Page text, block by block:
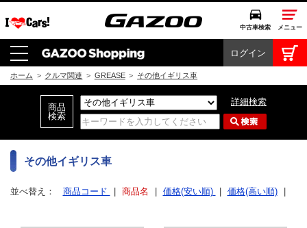
中古車検索 メニュー
中古車検索 クルマカタログ
愛車広場
クルマ情報
モビリティ
ドライブ
ログイン
ホーム > クルマ関連 > GREASE > その他イギリス車
詳細検索
その他イギリス車
並べ替え： 商品コード 商品名 価格(安い順) 価格(高い順)